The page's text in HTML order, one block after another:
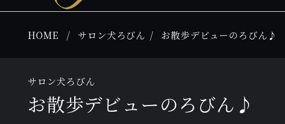
HOME サロン犬ろびん お散歩デビューのろびん♪
サロン犬ろびん
お散歩デビューのろびん♪